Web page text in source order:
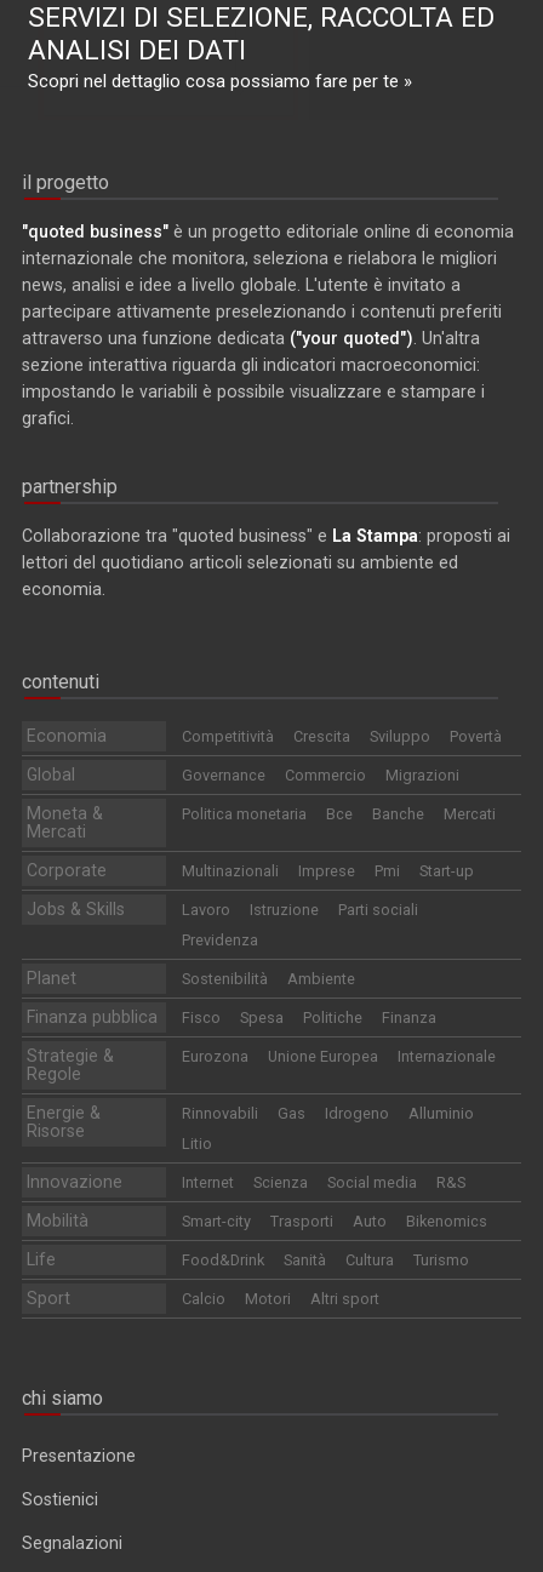
SERVIZI DI SELEZIONE, RACCOLTA ED
ANALISI DEI DATI
Scopri nel dettaglio cosa possiamo fare per te »
il progetto
"quoted business" è un progetto editoriale online di economia
internazionale che monitora, seleziona e rielabora le migliori
news, analisi e idee a livello globale. L'utente è invitato a
partecipare attivamente preselezionando i contenuti preferiti
attraverso una funzione dedicata ("your quoted") . Un'altra
sezione interattiva riguarda gli indicatori macroeconomici:
impostando le variabili è possibile visualizzare e stampare i
grafici.
partnership
Collaborazione tra "quoted business" e La Stampa: proposti ai
lettori del quotidiano articoli selezionati su ambiente ed
economia.
contenuti
Economia Competitività Crescita Sviluppo Povertà
Global Governance Commercio Migrazioni
Moneta &
Mercati
Politica monetaria Bce Banche Mercati
Corporate Multinazionali Imprese Pmi Start-up
Jobs & Skills Lavoro Istruzione
Parti sociali
Previdenza
Planet Sostenibilità Ambiente
Finanza pubblica Fisco Spesa Politiche Finanza
Strategie &
Regole
Eurozona Unione Europea Internazionale
Energie &
Risorse
Rinnovabili Gas Idrogeno
Alluminio
Litio
Innovazione Internet Scienza Social media R&S
Mobilità Smart-city Trasporti Auto Bikenomics
Life Food&Drink Sanità Cultura Turismo
Sport Calcio Motori Altri sport
chi siamo
Presentazione
Sostienici
Segnalazioni